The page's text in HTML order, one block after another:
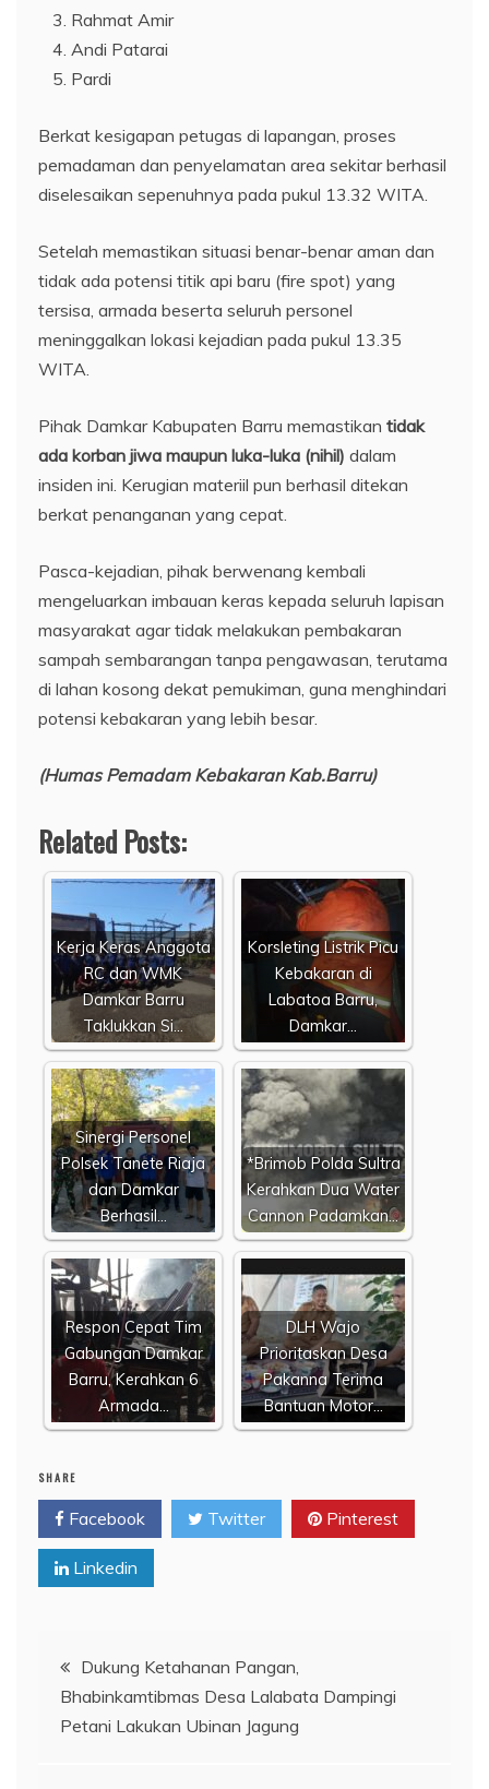
​Rahmat Amir
​Andi Patarai
​Pardi
​Berkat kesigapan petugas di lapangan, proses
pemadaman dan penyelamatan area sekitar berhasil
diselesaikan sepenuhnya pada pukul 13.32 WITA.
Setelah memastikan situasi benar-benar aman dan
tidak ada potensi titik api baru (fire spot) yang
tersisa, armada beserta seluruh personel
meninggalkan lokasi kejadian pada pukul 13.35
WITA.
​Pihak Damkar Kabupaten Barru memastikan tidak
ada korban jiwa maupun luka-luka (nihil) dalam
insiden ini. Kerugian materiil pun berhasil ditekan
berkat penanganan yang cepat.
​Pasca-kejadian, pihak berwenang kembali
mengeluarkan imbauan keras kepada seluruh lapisan
masyarakat agar tidak melakukan pembakaran
sampah sembarangan tanpa pengawasan, terutama
di lahan kosong dekat pemukiman, guna menghindari
potensi kebakaran yang lebih besar.
(Humas Pemadam Kebakaran Kab.Barru)
Related Posts:
​Kerja Keras Anggota
RC dan WMK
Damkar Barru
Taklukkan Si…
Korsleting Listrik Picu
Kebakaran di
Labatoa Barru,
Damkar…
​Sinergi Personel
Polsek Tanete Riaja
dan Damkar
Berhasil…
*Brimob Polda Sultra
Kerahkan Dua Water
Cannon Padamkan…
​Respon Cepat Tim
Gabungan Damkar
Barru, Kerahkan 6
Armada…
DLH Wajo
Prioritaskan Desa
Pakanna Terima
Bantuan Motor…
SHARE
Facebook Twitter Pinterest
Linkedin
Navigasi
pos
​Dukung Ketahanan Pangan,
Bhabinkamtibmas Desa Lalabata Dampingi
Petani Lakukan Ubinan Jagung